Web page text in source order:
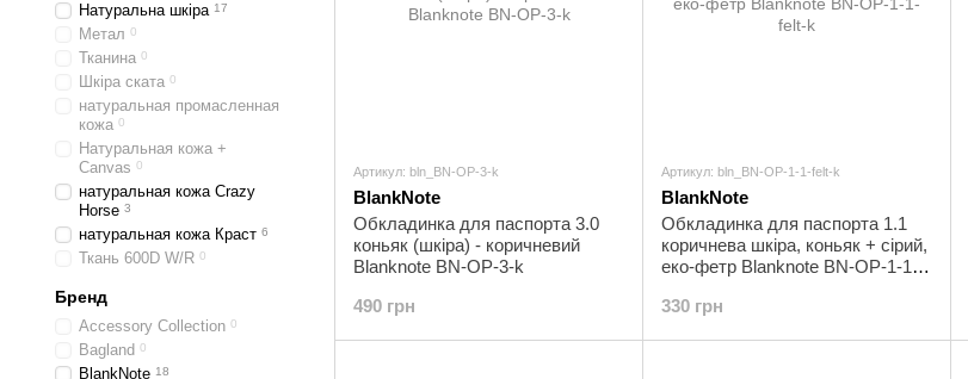
Артикул: bln_BN-OP-3-k
BlankNote
Обкладинка для паспорта 3.0
коньяк (шкіра) - коричневий
Blanknote BN-OP-3-k
490 грн
Артикул: bln_BN-OP-1-1-felt-k
BlankNote
Обкладинка для паспорта 1.1
коричнева шкіра, коньяк + сірий,
еко-фетр Blanknote BN-OP-1-1-
330 грн
Натуральна шкіра 17
Метал 0
Тканина 0
Шкіра ската 0
натуральная промасленная
кожа 0
Натуральная кожа +
Canvas 0
натуральная кожа Crazy
Horse 3
натуральная кожа Краст 6
Ткань 600D W/R 0
Бренд
Accessory Collection 0
Bagland 0
BlankNote 18